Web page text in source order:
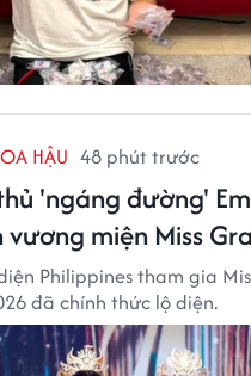
HẬU 48 phút trước
'ngáng đường'
vương miện Miss
Philippines tham gia
đã chính thức lộ diện.